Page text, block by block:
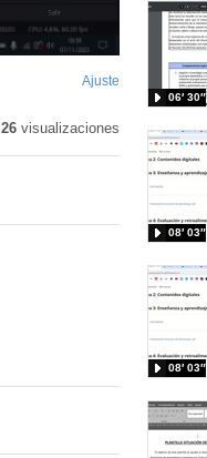
Ajuste
pantalla
26visualizaciones
06′ 30″
08′ 03″
08′ 03″